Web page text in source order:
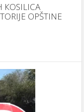
КOSILICA
OPŠTINE